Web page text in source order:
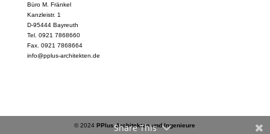
Büro M. Fränkel
Kanzleistr. 1
D-95444 Bayreuth
Tel. 0921 7868660
Fax. 0921 7868664
info@pplus-architekten.de
© 2024PPlus Architekten und Ingenieure
Share This